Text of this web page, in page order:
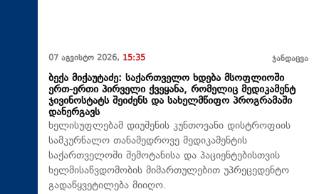
07 აგვისტო 2026, 15:35 ჯანდაცვა
ბექა მიქაუტაძე: საქართველო ხდება მსოფლიოში
ერთ-ერთი პირველი ქვეყანა, რომელიც მედიკამენტ
ჯივინოსტატს შეიძენს და სახელმწიფო პროგრამაში
დანერგავს
ხელისუფლებამ დიუშენის კუნთოვანი დისტროფიის
სამკურნალო თანამედროვე მედიკამენტის
საქართველოში შემოტანისა და პაციენტებისთვის
ხელმისაწვდომობის მიმართულებით უპრეცედენტო
გადაწყვეტილება მიიღო.